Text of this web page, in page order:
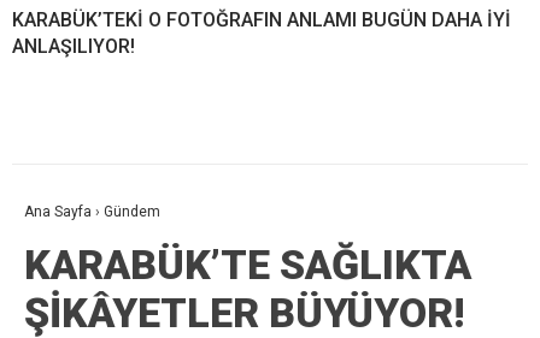
KARABÜK’TEKİ O FOTOĞRAFIN ANLAMI BUGÜN DAHA İYİ
ANLAŞILIYOR!
Ana Sayfa › Gündem
KARABÜK’TE SAĞLIKTA
ŞİKÂYETLER BÜYÜYOR!